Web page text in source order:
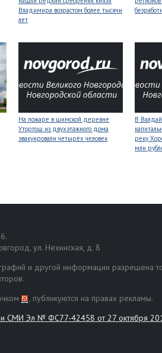
Владимира возрастом более тысячи
лет
На пожаре в шимской деревне
Уторгош из двухэтажного дома
эвакуировали четырёх человек
В
реку
млн
ул. Нехинская, д. 8
и другой информации разрешена
, публикуются на правах рекламы.
СМИ Эл № ФС77-42458 от 27 октября